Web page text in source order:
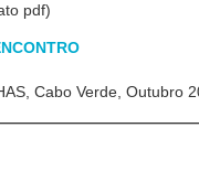
pdf)
Cabo Verde, Outubro